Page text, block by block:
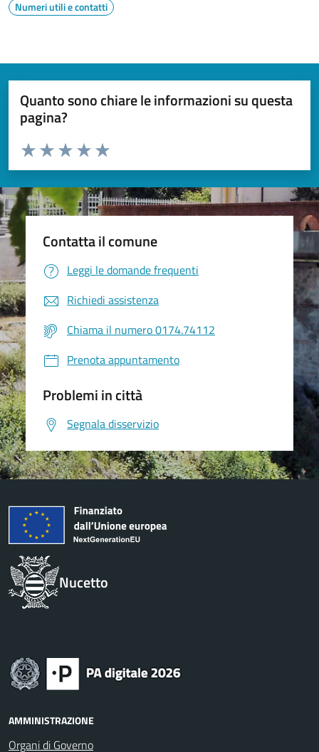
Numeri utili e contatti
Quanto sono chiare le informazioni su questa
pagina?
Valuta da 1 a 5 stelle la pagina
Valuta 5 stelle su 5
Valuta 4 stelle su 5
Valuta 3 stelle su 5
Valuta 2 stelle su 5
Valuta 1 stelle su 5
Contatta il comune
Leggi le domande frequenti
Richiedi assistenza
Chiama il numero 0174.74112
Prenota appuntamento
Problemi in città
Segnala disservizio
Nucetto
AMMINISTRAZIONE
Organi di Governo